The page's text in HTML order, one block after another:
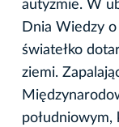
autyzmie. W
Dnia Wiedzy
światełko
ziemi.
południowym,